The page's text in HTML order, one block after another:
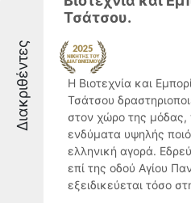
Διακριθέντες
Τσάτσου.
Η Βιοτεχνία και
Τσάτσου
στον χώρο της μόδας,
ενδύματα υψηλής
ελληνική αγορά.
επί της οδού Αγίου
εξειδικεύεται τόσο